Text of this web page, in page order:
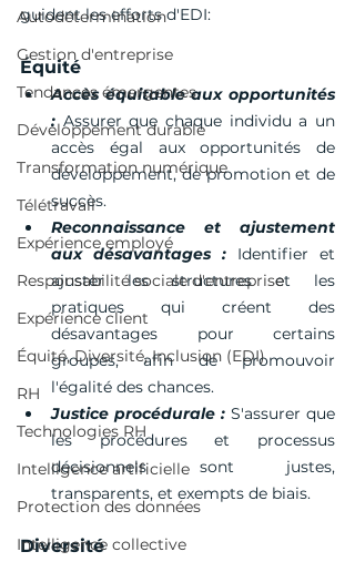
Autodétermination
Gestion d'entreprise
Tendances émergentes
Développement durable
Transformation numérique
Télétravail
Expérience employé
Responsabilité sociale d'entreprise
Expérience client
Équité, Diversité, Inclusion (EDI)
RH
Technologies RH
Intelligence artificielle
Protection des données
Intelligence collective
guident les efforts d'EDI:
Équité
Accès équitable aux opportunités
: Assurer que chaque individu a un
accès égal aux opportunités de
développement, de promotion et de
succès.
Reconnaissance et ajustement
aux désavantages : Identifier et
ajuster les structures et les
pratiques qui créent des
désavantages pour certains
groupes, afin de promouvoir
l'égalité des chances.
Justice procédurale : S'assurer que
les procédures et processus
décisionnels sont justes,
transparents, et exempts de biais.
Diversité